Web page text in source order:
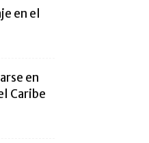
en el
en
Caribe